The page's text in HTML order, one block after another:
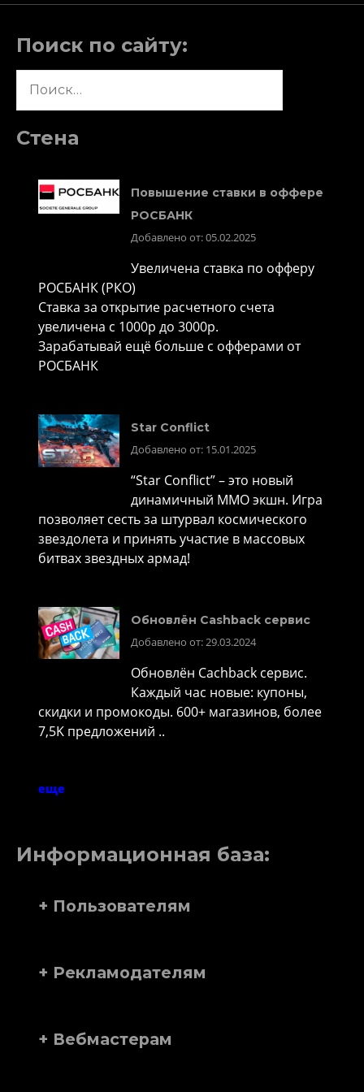
Поиск по сайту:
Стена
Повышение ставки в оффере
РОСБАНК
Добавлено от: 05.02.2025
Увеличена ставка по офферу
РОСБАНК (РКО)
Ставка за открытие расчетного счета
увеличена с 1000р до 3000р.
Зарабатывай ещё больше с офферами от
РОСБАНК
Star Conflict
Добавлено от: 15.01.2025
“Star Conflict” – это новый
динамичный MMO экшн. Игра
позволяет сесть за штурвал космического
звездолета и принять участие в массовых
битвах звездных армад!
Обновлён Cashback сервис
Добавлено от: 29.03.2024
Обновлён Cachback сервис.
Каждый час новые: купоны,
скидки и промокоды. 600+ магазинов, более
7,5K предложений ..
еще
Информационная база:
+ Пользователям
+ Рекламодателям
+ Вебмастерам